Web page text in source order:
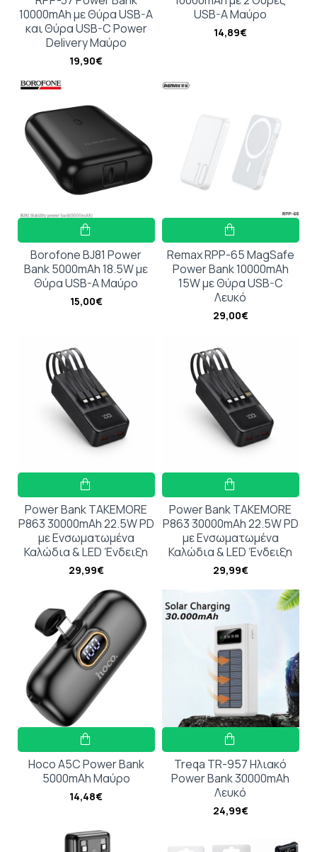
10000mAh με Θύρα USB-A
και Θύρα USB-C Power
Delivery Μαύρο
19,90€
USB-A Μαύρο
14,89€
Borofone BJ81 Power
Bank 5000mAh 18.5W με
Θύρα USB-A Μαύρο
15,00€
Remax RPP-65 MagSafe
Power Bank 10000mAh
15W με Θύρα USB-C
Λευκό
29,00€
Power Bank TAKEMORE
P863 30000mAh 22.5W PD
με Ενσωματωμένα
Καλώδια & LED Ένδειξη
29,99€
Power Bank TAKEMORE
P863 30000mAh 22.5W PD
με Ενσωματωμένα
Καλώδια & LED Ένδειξη
29,99€
Hoco A5C Power Bank
5000mAh Μαύρο
14,48€
Treqa TR-957 Ηλιακό
Power Bank 30000mAh
Λευκό
24,99€